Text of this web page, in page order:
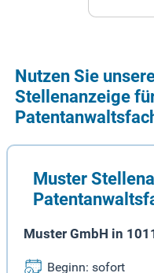
Nutzen Sie
Stellenanzeige
Muster
Muster GmbH in
Beginn: sofort